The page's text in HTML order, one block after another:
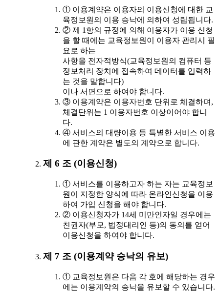
① 이용계약은 이용자의 이용신청에 대한 교
육정보원의 이용 승낙에 의하여 성립됩니다.
② 제 1항의 규정에 의해 이용자가 이용 신청
을 할 때에는 교육정보원이 이용자 관리시 필
요로 하는
사항을 전자적방식(교육정보원의 컴퓨터 등
정보처리 장치에 접속하여 데이터를 입력하
는 것을 말합니다)
이나 서면으로 하여야 합니다.
③ 이용계약은 이용자번호 단위로 체결하며,
체결단위는 1 이용자번호 이상이어야 합니
다.
④ 서비스의 대량이용 등 특별한 서비스 이용
에 관한 계약은 별도의 계약으로 합니다.
제 6 조 (이용신청)
① 서비스를 이용하고자 하는 자는 교육정보
원이 지정한 양식에 따라 온라인신청을 이용
하여 가입 신청을 해야 합니다.
② 이용신청자가 14세 미만인자일 경우에는
친권자(부모, 법정대리인 등)의 동의를 얻어
이용신청을 하여야 합니다.
제 7 조 (이용계약 승낙의 유보)
① 교육정보원은 다음 각 호에 해당하는 경우
에는 이용계약의 승낙을 유보할 수 있습니다.